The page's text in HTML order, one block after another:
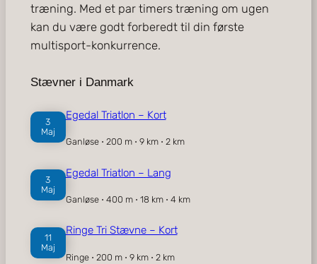
træning. Med et par timers træning om ugen
kan du være godt forberedt til din første
multisport-konkurrence.
Stævner i Danmark
3
Maj
Egedal Triatlon – Kort
Ganløse ⋅ 200 m ⋅ 9 km ⋅ 2 km
3
Maj
Egedal Triatlon – Lang
Ganløse ⋅ 400 m ⋅ 18 km ⋅ 4 km
11
Maj
Ringe Tri Stævne – Kort
Ringe ⋅ 200 m ⋅ 9 km ⋅ 2 km